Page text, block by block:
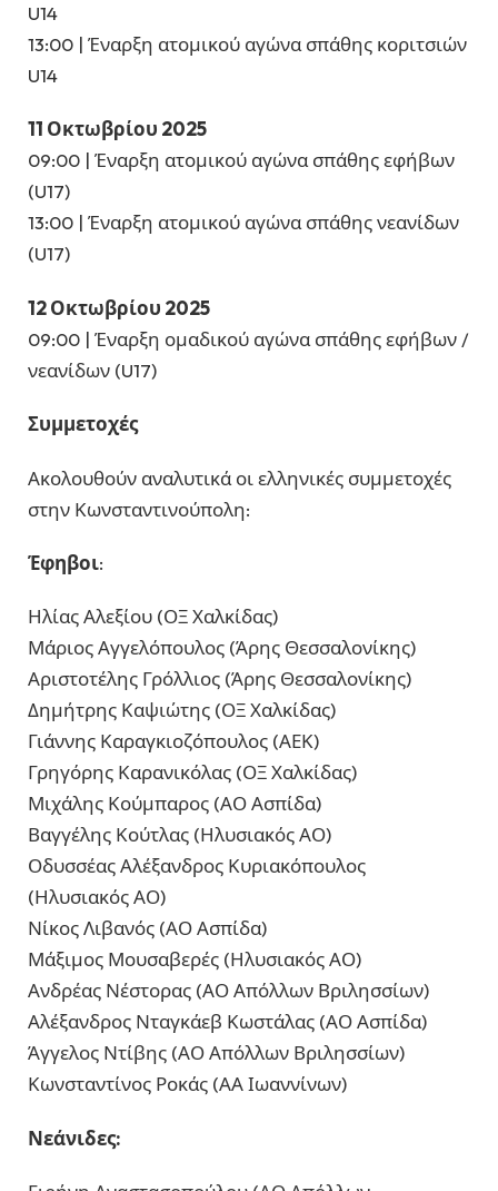
U14
13:00 | Έναρξη ατομικού αγώνα σπάθης κοριτσιών
U14
11 Οκτωβρίου 2025
09:00 | Έναρξη ατομικού αγώνα σπάθης εφήβων
(U17)
13:00 | Έναρξη ατομικού αγώνα σπάθης νεανίδων
(U17)
12 Οκτωβρίου 2025
09:00 | Έναρξη ομαδικού αγώνα σπάθης εφήβων /
νεανίδων (U17)
Συμμετοχές
Ακολουθούν αναλυτικά οι ελληνικές συμμετοχές
στην Κωνσταντινούπολη:
Έφηβοι:
Ηλίας Αλεξίου (ΟΞ Χαλκίδας)
Μάριος Αγγελόπουλος (Άρης Θεσσαλονίκης)
Αριστοτέλης Γρόλλιος (Άρης Θεσσαλονίκης)
Δημήτρης Καψιώτης (ΟΞ Χαλκίδας)
Γιάννης Καραγκιοζόπουλος (ΑΕΚ)
Γρηγόρης Καρανικόλας (ΟΞ Χαλκίδας)
Μιχάλης Κούμπαρος (ΑΟ Ασπίδα)
Βαγγέλης Κούτλας (Ηλυσιακός ΑΟ)
Οδυσσέας Αλέξανδρος Κυριακόπουλος
(Ηλυσιακός ΑΟ)
Νίκος Λιβανός (ΑΟ Ασπίδα)
Μάξιμος Μουσαβερές (Ηλυσιακός ΑΟ)
Ανδρέας Νέστορας (ΑΟ Απόλλων Βριλησσίων)
Αλέξανδρος Νταγκάεβ Κωστάλας (ΑΟ Ασπίδα)
Άγγελος Ντίβης (ΑΟ Απόλλων Βριλησσίων)
Κωνσταντίνος Ροκάς (ΑΑ Ιωαννίνων)
Νεάνιδες: